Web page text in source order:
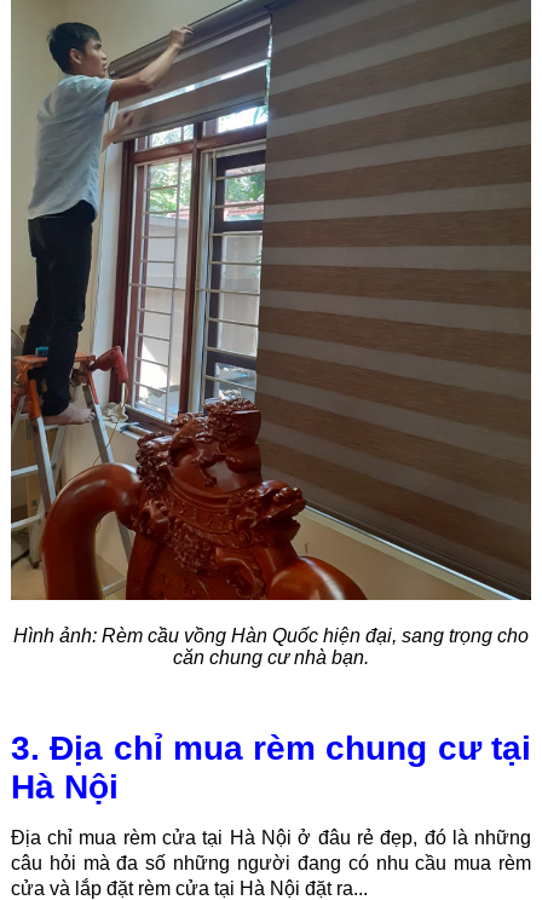
Hình ảnh: Rèm cầu vồng Hàn Quốc hiện đại, sang trọng cho
căn chung cư nhà bạn.
3. Địa chỉ mua rèm chung cư tại
Hà Nội
Địa chỉ mua rèm cửa tại Hà Nội ở đâu rẻ đẹp, đó là những
câu hỏi mà đa số những người đang có nhu cầu mua rèm
cửa và lắp đặt rèm cửa tại Hà Nội đặt ra...